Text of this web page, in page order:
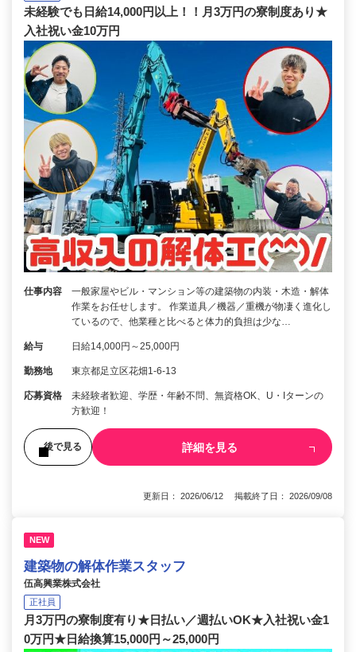
未経験でも日給14,000円以上！！月3万円の寮制度あり★
入社祝い金10万円
仕事内容
一般家屋やビル・マンション等の建築物の内装・木造・解体
作業をお任せします。 作業道具／機器／重機が物凄く進化し
ているので、他業種と比べると体力的負担は少な…
給与 日給14,000円～25,000円
勤務地 東京都足立区花畑1-6-13
応募資格
未経験者歓迎、学歴・年齢不問、無資格OK、U・Iターンの
方歓迎！
後で見る 詳細を見る
更新日： 2026/06/12 掲載終了日： 2026/09/08
NEW
建築物の解体作業スタッフ
伍高興業株式会社
正社員
月3万円の寮制度有り★日払い／週払いOK★入社祝い金1
0万円★日給換算15,000円～25,000円